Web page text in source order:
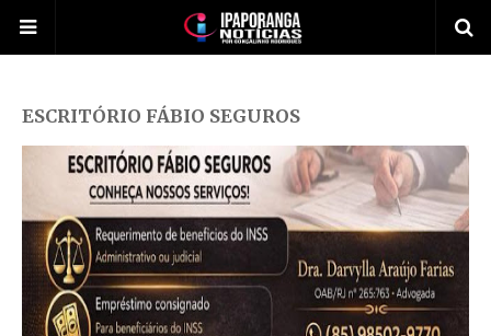
ESCRITÓRIO FÁBIO SEGUROS